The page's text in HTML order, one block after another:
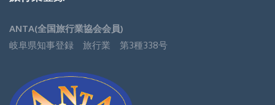
ANTA(全国旅行業協会会員)
岐阜県知事登録 旅行業 第3種338号